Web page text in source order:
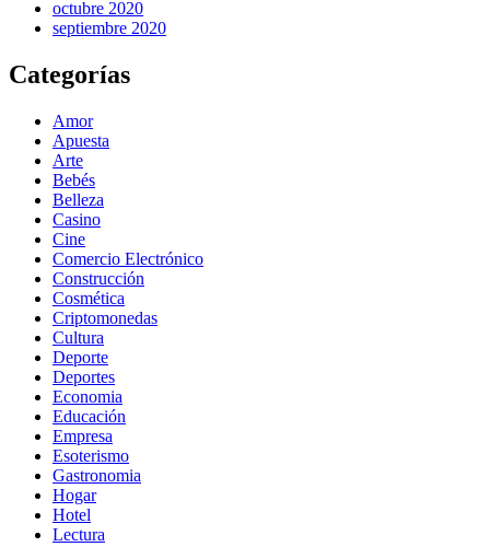
octubre 2020
septiembre 2020
Categorías
Amor
Apuesta
Arte
Bebés
Belleza
Casino
Cine
Comercio Electrónico
Construcción
Cosmética
Criptomonedas
Cultura
Deporte
Deportes
Economia
Educación
Empresa
Esoterismo
Gastronomia
Hogar
Hotel
Lectura